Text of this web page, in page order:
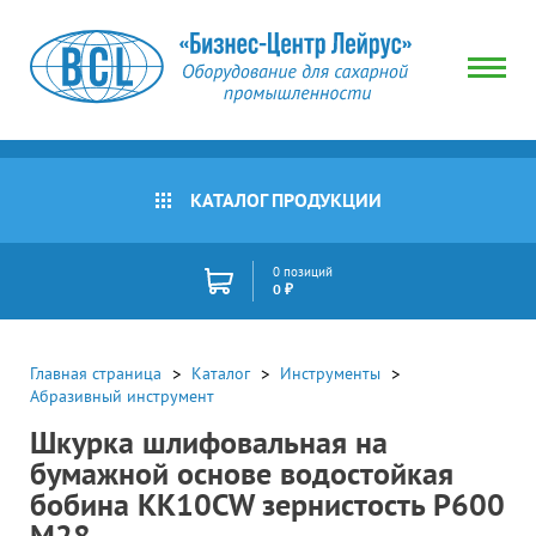
КАТАЛОГ ПРОДУКЦИИ
0 позиций
0 ₽
Главная страница Каталог
Инструменты
Абразивный инструмент
Шкурка шлифовальная на
бумажной основе водостойкая
бобина KK10CW зернистость P600